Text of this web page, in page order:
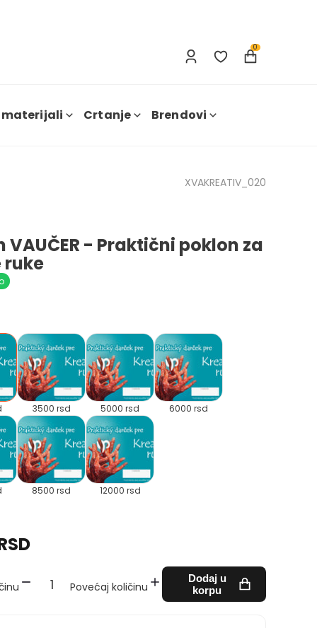
0
Crtanje Brendovi
XVAKREATIV_020
VAUČER - Praktični poklon za
ruke
3500 rsd 5000 rsd 6000 rsd
8500 rsd 12000 rsd
Povećaj količinu
Dodaj u
korpu